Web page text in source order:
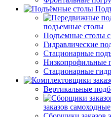
подъемные столы
Подъемные столы
Гидравлические
Стационарные
Низкопрофильные
Стационарные
Вертикальные
заказов самоходные